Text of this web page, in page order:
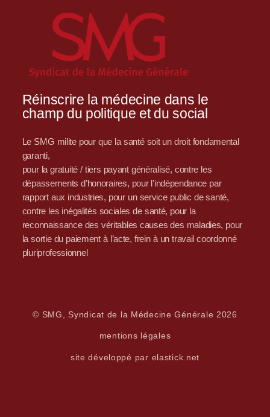
Réinscrire la médecine dans le
champ du politique et du social
Le SMG milite pour que la santé soit un droit fondamental
garanti,
pour la gratuité / tiers payant généralisé, contre les
dépassements d’honoraires, pour l’indépendance par
rapport aux industries, pour un service public de santé,
contre les inégalités sociales de santé, pour la
reconnaissance des véritables causes des maladies, pour
la sortie du paiement à l’acte, frein à un travail coordonné
pluriprofessionnel
© SMG, Syndicat de la Médecine Générale 2026
mentions légales
site développé par elastick.net